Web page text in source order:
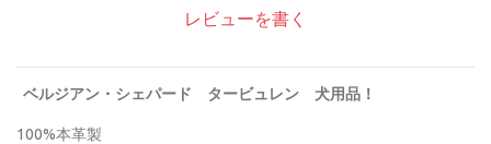
レビューを書く
ベルジアン・シェパード タービュレン 犬用品！
100%本革製